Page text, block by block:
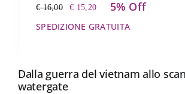
crisi
€16,00
Il
prezzo
€ 15,20
Il
prezzo
5% Off
SPEDIZIONE GRATUITA
Dalla guerra del vietnam allo
watergate